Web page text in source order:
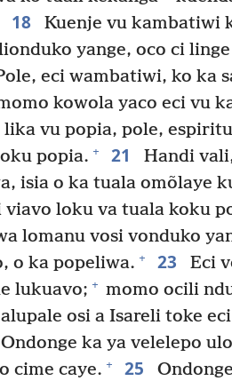
18 Kuenje vu kambatiwi
yange, oco ci
eci wambatiwi, ko ka
kowola yaco eci vu
lika vu popia, pole,
popia. + 21
Handi
isia o ka tuala omõlaye
loku va tuala koku
lomanu vosi vonduko
o ka popeliwa. + 23
Eci
lukuavo; + momo ocili
osi a Isareli toke
ka ya velelepo
cime caye. + 25